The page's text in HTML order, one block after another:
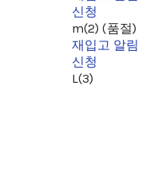
신청
m(2) (품절)
재입고 알림
신청
L(3)